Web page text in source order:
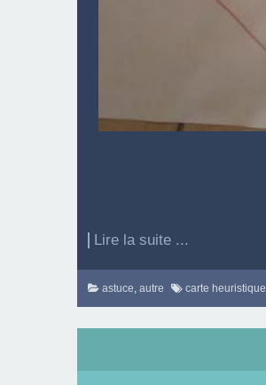
Lire la suite ...
astuce, autre carte heuristique